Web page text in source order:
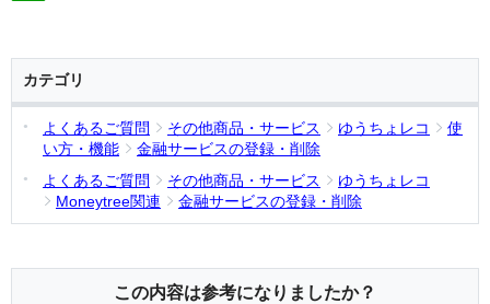
カテゴリ
よくあるご質問 その他商品・サービス ゆうちょレコ
使
い方・機能
金融サービスの登録・削除
よくあるご質問
その他商品・サービス
ゆうちょレコ
Moneytree関連
金融サービスの登録・削除
この内容は参考になりましたか？